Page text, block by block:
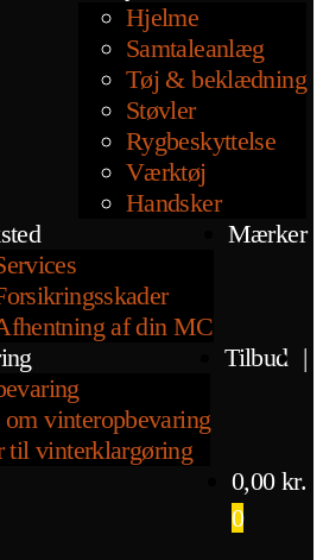
Hjelme
Samtaleanlæg
Tøj & beklædning
Støvler
Rygbeskyttelse
Værktøj
Handsker
af din MC
Mærker
om vinteropbevaring
til vinterklargøring
Tilbud |
0,00 kr.
0